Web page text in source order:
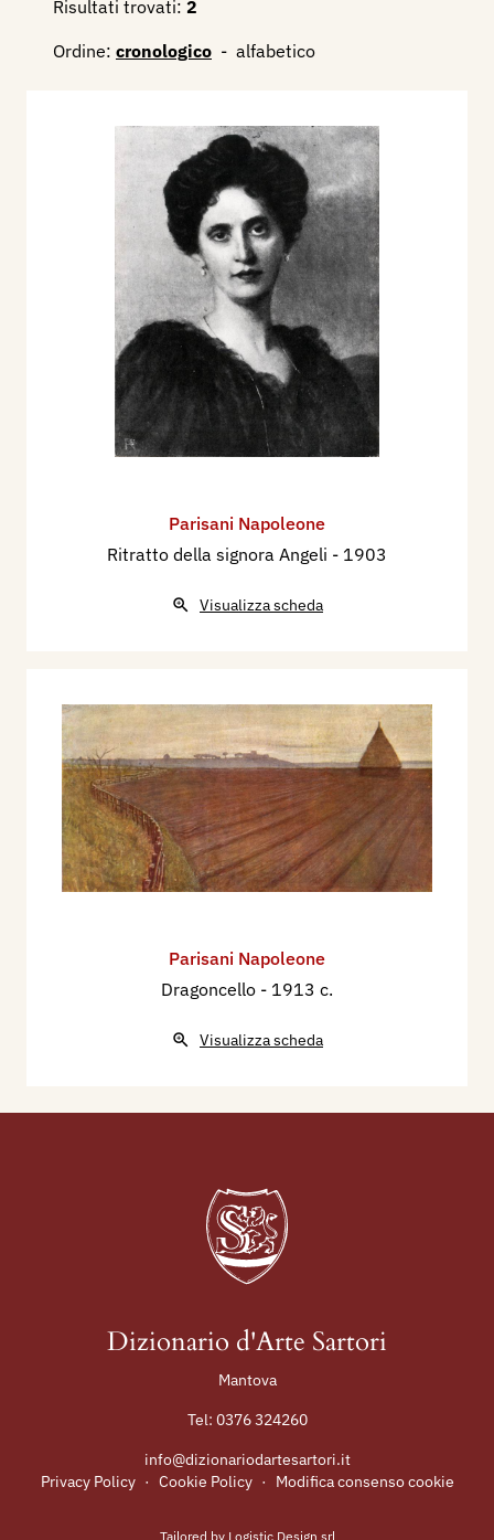
Risultati trovati: 2
Ordine: cronologico - alfabetico
Parisani Napoleone
Ritratto della signora Angeli - 1903
Visualizza scheda
Parisani Napoleone
Dragoncello - 1913 c.
Visualizza scheda
Dizionario d'Arte Sartori
Mantova
Tel: 0376 324260
info@dizionariodartesartori.it
Privacy Policy · Cookie Policy · Modifica consenso cookie
Tailored by Logistic Design srl